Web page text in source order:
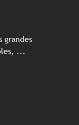
grandes
...